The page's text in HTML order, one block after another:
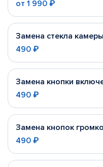
от 1 990 ₽
Замена стекла камеры
490 ₽
Замена кнопки
490 ₽
Замена кнопок
490 ₽